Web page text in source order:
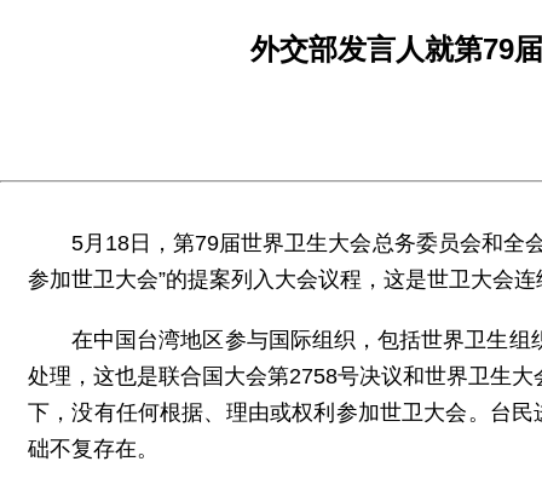
外交部发言人就第79
5月18日，第79届世界卫生大会总务委员会和全
参加世卫大会”的提案列入大会议程，这是世卫大会
在中国台湾地区参与国际组织，包括世界卫生
处理，这也是联合国大会第2758号决议和世界卫生
下，没有任何根据、理由或权利参加世卫大会。台
础不复存在。